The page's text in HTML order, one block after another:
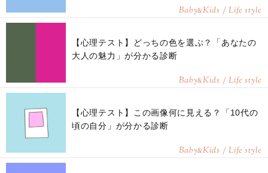
Baby&Kids / Life style
【心理テスト】どっちの色を選ぶ？「あなたの
大人の魅力」が分かる診断
Baby&Kids / Life style
【心理テスト】この画像何に見える？「10代の
頃の自分」が分かる診断
Baby&Kids / Life style